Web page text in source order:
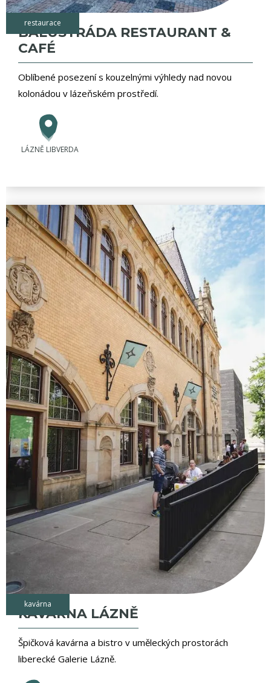
restaurace
BALUSTRÁDA RESTAURANT &
CAFÉ
Oblíbené posezení s kouzelnými výhledy nad novou
kolonádou v lázeňském prostředí.
LÁZNĚ LIBVERDA
kavárna
KAVÁRNA LÁZNĚ
Špičková kavárna a bistro v uměleckých prostorách
liberecké Galerie Lázně.